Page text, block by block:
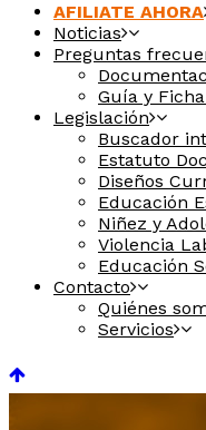
AFILIATE AHORA
Noticias
Preguntas
Guía y
Legislación
Buscador
Estatuto
Diseños
Educación
Niñez y
Violencia
Educación
Contacto
Quiénes
Servicios